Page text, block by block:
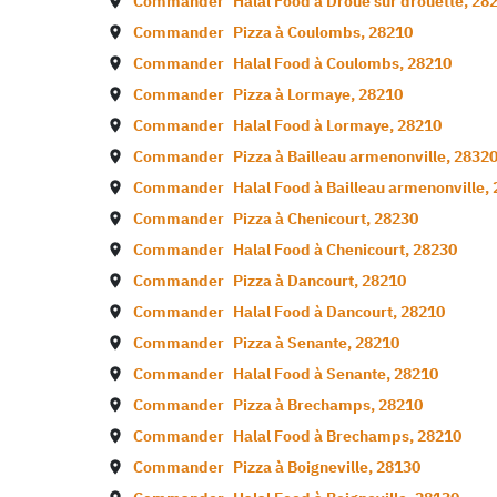
Commander Pizza àCoulombs,28210
Commander Halal Food àCoulombs,28210
Commander Pizza à Lormaye,28210
Commander Halal Food à Lormaye,28210
Commander Pizza à Bailleau armenonville,28320
Commander Halal Food à Bailleau armenonville,
Commander Pizza àChenicourt,28230
Commander Halal Food àChenicourt,28230
Commander Pizza à Dancourt,28210
Commander Halal Food à Dancourt,28210
Commander Pizza àSenante,28210
Commander Halal Food àSenante,28210
Commander Pizza à Brechamps,28210
Commander Halal Food à Brechamps,28210
Commander Pizza à Boigneville,28130